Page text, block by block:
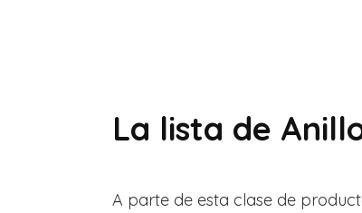
La lista de
A parte de esta clase de